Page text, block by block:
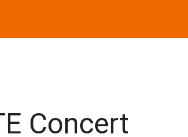
Concert